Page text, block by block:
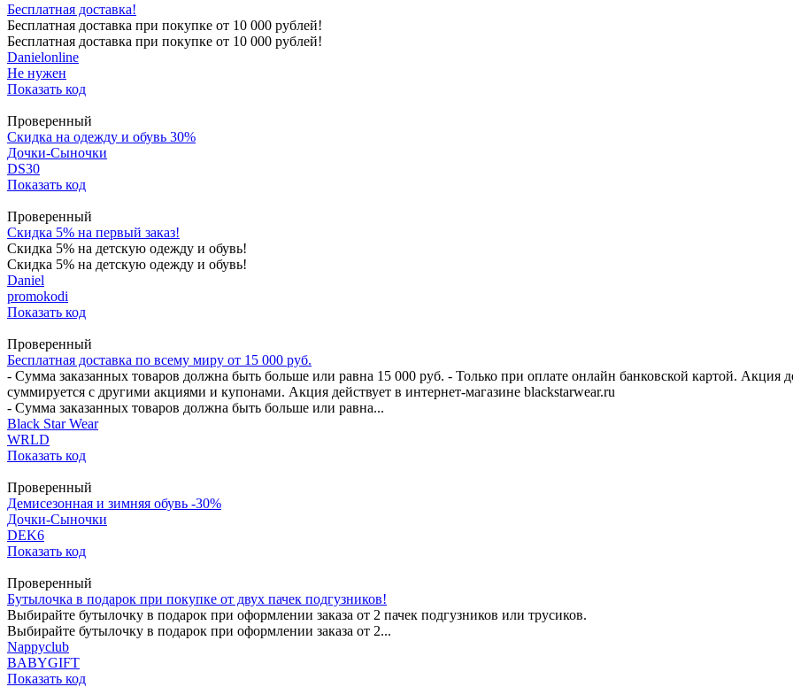
Бесплатная доставка!
Бесплатная доставка при покупке от 10 000 рублей!
Бесплатная доставка при покупке от 10 000 рублей!
Danielonline
Не нужен
Показать код
Проверенный
Скидка на одежду и обувь 30%
Дочки-Сыночки
DS30
Показать код
Проверенный
Скидка 5% на первый заказ!
Скидка 5% на детскую одежду и обувь!
Скидка 5% на детскую одежду и обувь!
Daniel
promokodi
Показать код
Проверенный
Бесплатная доставка по всему миру от 15 000 руб.
- Сумма заказанных товаров должна быть больше или равна 15 000 руб. - Только при оплате онлайн банковской картой. Акция
суммируется с другими акциями и купонами. Акция действует в интернет-магазине blackstarwear.ru
- Сумма заказанных товаров должна быть больше или равна...
Black Star Wear
WRLD
Показать код
Проверенный
Демисезонная и зимняя обувь -30%
Дочки-Сыночки
DEK6
Показать код
Проверенный
Бутылочка в подарок при покупке от двух пачек подгузников!
Выбирайте бутылочку в подарок при оформлении заказа от 2 пачек подгузников или трусиков.
Выбирайте бутылочку в подарок при оформлении заказа от 2...
Nappyclub
BABYGIFT
Показать код